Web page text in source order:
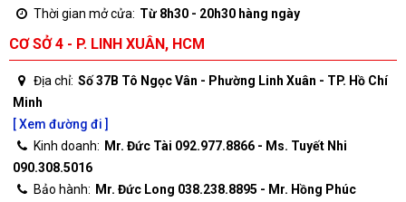
Thời gian mở cửa: Từ 8h30 - 20h30 hàng ngày
CƠ SỞ 4 - P. LINH XUÂN, HCM
Địa chỉ: Số 37B Tô Ngọc Vân - Phường Linh Xuân - TP. Hồ Chí
Minh
[ Xem đường đi ]
Kinh doanh: Mr. Đức Tài 092.977.8866 - Ms. Tuyết Nhi
090.308.5016
Bảo hành: Mr. Đức Long 038.238.8895 - Mr. Hồng Phúc